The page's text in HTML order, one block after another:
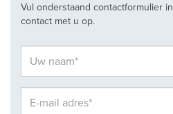
Vul onderstaand contactformulier
contact met u op.